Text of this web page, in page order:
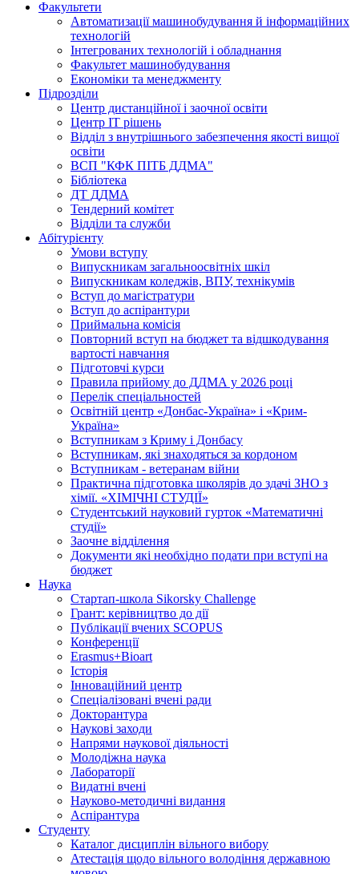
Факультети
Автоматизації машинобудування й інформаційних
технологій
Інтегрованих технологій і обладнання
Факультет машинобудування
Економіки та менеджменту
Підрозділи
Центр дистанційної і заочної освіти
Центр ІТ рішень
Відділ з внутрішнього забезпечення якості вищої
освіти
ВСП "КФК ПІТБ ДДМА"
Бібліотека
ДТ ДДМА
Тендерний комітет
Відділи та служби
Абітурієнту
Умови вступу
Випускникам загальноосвітніх шкіл
Випускникам коледжів, ВПУ, технікумів
Вступ до магістратури
Вступ до аспірантури
Приймальна комісія
Повторний вступ на бюджет та відшкодування
вартості навчання
Підготовчі курси
Правила прийому до ДДМА у 2026 році
Перелік спеціальностей
Освітній центр «Донбас-Україна» і «Крим-
Україна»
Вступникам з Криму і Донбасу
Вступникам, які знаходяться за кордоном
Вступникам - ветеранам війни
Практична підготовка школярів до здачі ЗНО з
хімії. «ХІМІЧНІ СТУДІЇ»
Студентський науковий гурток «Математичні
студії»
Заочне відділення
Документи які необхідно подати при вступі на
бюджет
Наука
Стартап-школа Sikorsky Challenge
Грант: керівництво до дії
Публікації вчених SCOPUS
Конференції
Erasmus+Bioart
Історія
Інноваційний центр
Спеціалізовані вчені ради
Докторантура
Наукові заходи
Напрями наукової діяльності
Молодіжна наука
Лабораторії
Видатні вчені
Науково-методичні видання
Аспірантура
Студенту
Каталог дисциплін вільного вибору
Атестація щодо вільного володіння державною